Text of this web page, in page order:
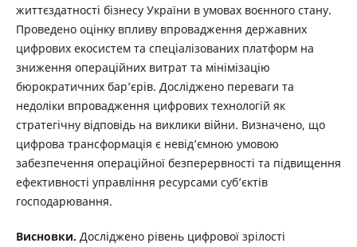
життєздатності бізнесу України в умовах воєнного стану.
Проведено оцінку впливу впровадження державних
цифрових екосистем та спеціалізованих платформ на
зниження операційних витрат та мінімізацію
бюрократичних бар’єрів. Досліджено переваги та
недоліки впровадження цифрових технологій як
стратегічну відповідь на виклики війни. Визначено, що
цифрова трансформація є невід’ємною умовою
забезпечення операційної безперервності та підвищення
ефективності управління ресурсами суб’єктів
господарювання.
Висновки. Досліджено рівень цифрової зрілості